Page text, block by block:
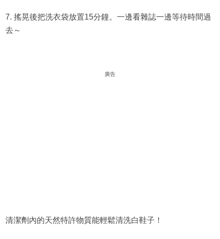
7. 搖晃後把洗衣袋放置15分鐘。一邊看雜誌一邊等待時間過
去～
廣告
清潔劑內的天然特許物質能輕鬆清洗白鞋子！